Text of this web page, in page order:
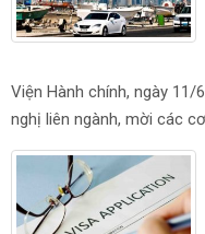
Viện Hành chính, ngày
nghị liên ngành, mời các